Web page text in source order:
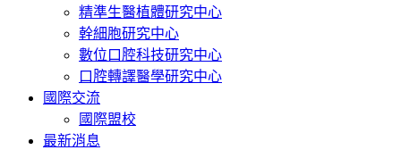
精準生醫植體研究中心
幹細胞研究中心
數位口腔科技研究中心
口腔轉譯醫學研究中心
國際交流
國際盟校
最新消息